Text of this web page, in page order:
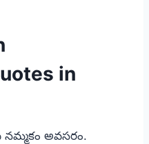
in
అవసరం.